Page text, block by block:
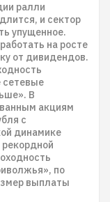
ралли
и сектор
упущенное.
на росте
от дивидендов.
сетевые
В
акциям
с
динамике
рекордной
по
выплаты